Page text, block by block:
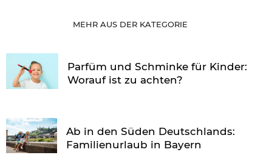
MEHR AUS DER KATEGORIE
Parfüm und Schminke für Kinder:
Worauf ist zu achten?
Ab in den Süden Deutschlands:
Familienurlaub in Bayern